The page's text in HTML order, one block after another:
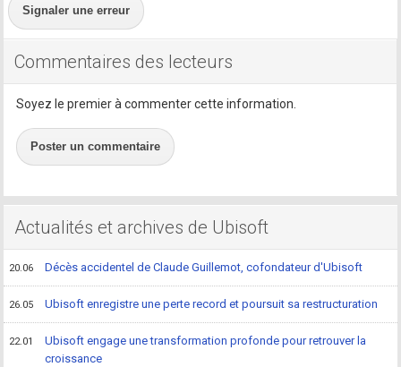
Signaler une erreur
Commentaires des lecteurs
Soyez le premier à commenter cette information.
Poster un commentaire
Actualités et archives de Ubisoft
20.06 Décès accidentel de Claude Guillemot, cofondateur d'Ubisoft
26.05 Ubisoft enregistre une perte record et poursuit sa restructuration
22.01
Ubisoft engage une transformation profonde pour retrouver la
croissance